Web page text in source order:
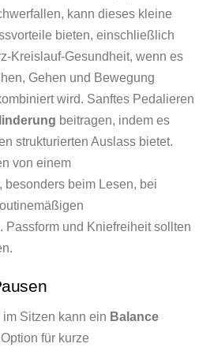
kann dieses kleine
bieten, einschließlich
Kreislauf-Gesundheit, wenn es
Gehen und Bewegung
wird. Sanftes Pedalieren
beitragen, indem es
strukturierten Auslass bietet.
von einem
, besonders beim Lesen, bei
Passform und Kniefreiheit sollten
Sitzen kann ein Balance
für kurze